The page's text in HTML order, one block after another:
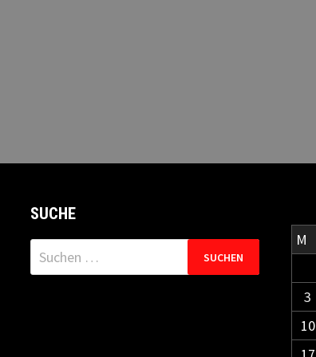
SUCHE
Suchen
nach:
M
3
10